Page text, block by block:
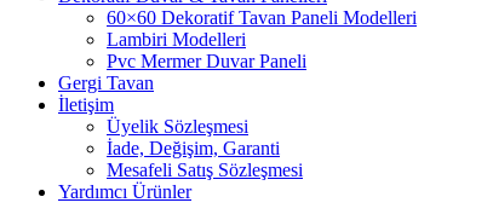
60×60 Dekoratif Tavan Paneli Modelleri
Lambiri Modelleri
Pvc Mermer Duvar Paneli
Gergi Tavan
İletişim
Üyelik Sözleşmesi
İade, Değişim, Garanti
Mesafeli Satış Sözleşmesi
Yardımcı Ürünler